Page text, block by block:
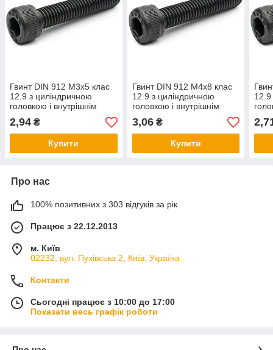
Гвинт DIN 912 М3х5 клас
12.9 з циліндричною
головкою і внутрішнім
шестигранником без
покриття
2,94 ₴
Купити
Гвинт DIN 912 М4х8 клас
12.9 з циліндричною
головкою і внутрішнім
шестигранником без
покриття
3,06₴
Купити
12.9
Про нас
100% позитивних з 303 відгуків за рік
Працює з 22.12.2013
м. Київ
02232, вул. Пухівська 2, Київ, Україна
Контакти
Сьогодні працює з 10:00 до 17:00
Показати весь графік роботи